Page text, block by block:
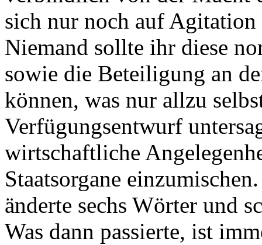
sich nur noch auf Agitation
Niemand sollte ihr diese
sowie die Beteiligung an
können, was nur allzu
Verfügungsentwurf
wirtschaftliche
Staatsorgane
änderte sechs Wörter und
Was dann passierte, ist